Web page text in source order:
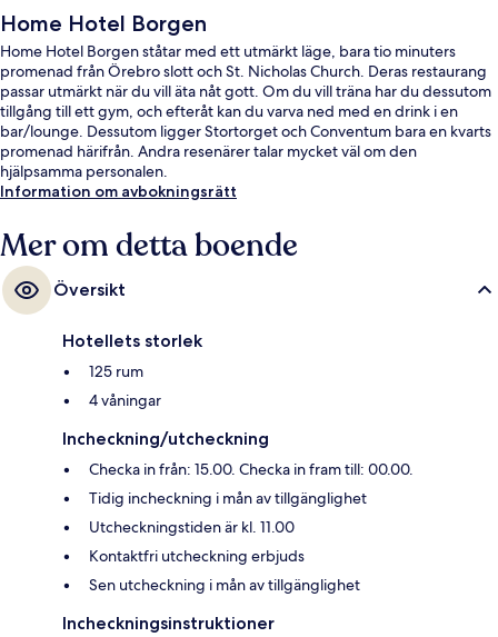
Home Hotel Borgen
Home Hotel Borgen ståtar med ett utmärkt läge, bara tio minuters
promenad från Örebro slott och St. Nicholas Church. Deras restaurang
passar utmärkt när du vill äta nåt gott. Om du vill träna har du dessutom
tillgång till ett gym, och efteråt kan du varva ned med en drink i en
bar/lounge. Dessutom ligger Stortorget och Conventum bara en kvarts
promenad härifrån. Andra resenärer talar mycket väl om den
hjälpsamma personalen.
Information om avbokningsrätt
Mer om detta boende
Översikt
Hotellets storlek
125 rum
4 våningar
Incheckning/utcheckning
Checka in från: 15.00. Checka in fram till: 00.00.
Tidig incheckning i mån av tillgänglighet
Utcheckningstiden är kl. 11.00
Kontaktfri utcheckning erbjuds
Sen utcheckning i mån av tillgänglighet
Incheckningsinstruktioner